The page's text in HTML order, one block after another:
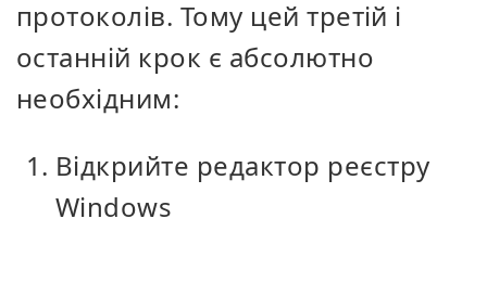
протоколів. Тому цей третій і
останній крок є абсолютно
необхідним:
Відкрийте редактор реєстру
Windows